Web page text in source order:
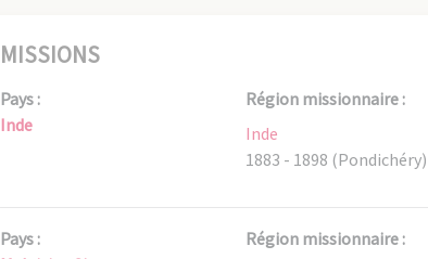
MISSIONS
Pays :
Inde
Région missionnaire :
Inde
1883 - 1898 (Pondichéry)
Pays :
Région missionnaire :